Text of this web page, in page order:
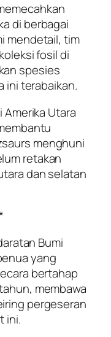
di berbagai
mendetail, tim
fosil di
spesies
ini terabaikan.
Amerika Utara
menghuni
retakan
dan selatan
Bumi
yang
bertahap
membawa
pergeseran
ini.